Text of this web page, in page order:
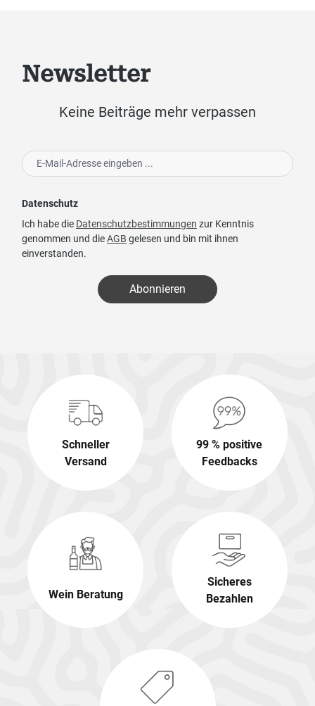
Newsletter
Keine Beiträge mehr verpassen
Datenschutz
Ich habe die Datenschutzbestimmungen zur Kenntnis
genommen und dieAGB gelesen und bin mit ihnen
einverstanden.
Abonnieren
Schneller
Versand
99 % positive
Feedbacks
Wein Beratung
Sicheres
Bezahlen